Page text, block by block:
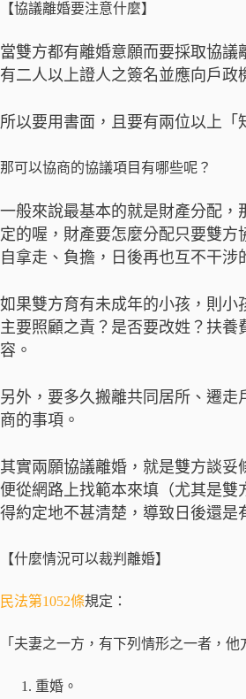
【協議離婚要注意什麼】
當雙方都有離婚意願而要採取協議
有二人以上證人之簽名並應向戶政
所以要用書面，且要有兩位以上「
那可以協商的協議項目有哪些呢？
一般來說最基本的就是財產分配
定的喔，財產要怎麼分配只要雙
自拿走、負擔，日後再也互不干涉
如果雙方育有未成年的小孩，則小
主要照顧之責？是否要改姓？扶
容。
另外，要多久搬離共同居所、遷
商的事項。
其實兩願協議離婚，就是雙方談
便從網路上找範本來填（尤其是
得約定地不甚清楚，導致日後還
【什麼情況可以裁判離婚】
民法第1052條規定：
「夫妻之一方，有下列情形之一者，他
重婚。